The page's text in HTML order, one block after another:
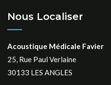
Nous Localiser
Acoustique Médicale Favier
25, Rue Paul Verlaine
30133 LES ANGLES